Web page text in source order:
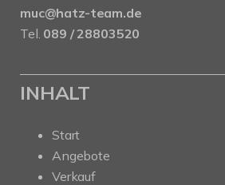
muc@hatz-team.de
Tel. 089 / 28803520
INHALT
Start
Angebote
Verkauf